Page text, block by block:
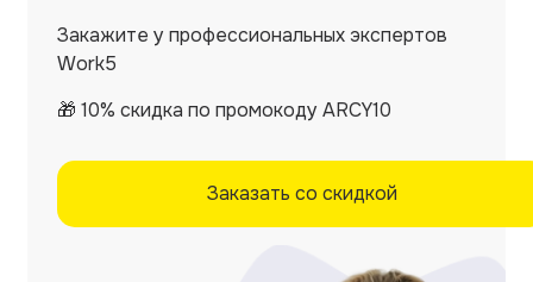
Закажите у профессиональных экспертов
Work5
🎁 10% скидка по промокоду ARCY10
Заказать со скидкой